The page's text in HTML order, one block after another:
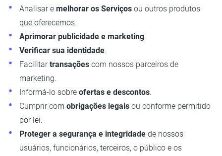
Analisar emelhorar os Serviços ou outros produtos
que oferecemos.
Aprimorar publicidade e marketing.
Verificar sua identidade.
Facilitartransações com nossos parceiros de
marketing.
Informá-lo sobreofertas e descontos.
Cumprir comobrigações legais ou conforme permitido
por lei.
Proteger a segurança e integridade de nossos
usuários, funcionários, terceiros, o público e os